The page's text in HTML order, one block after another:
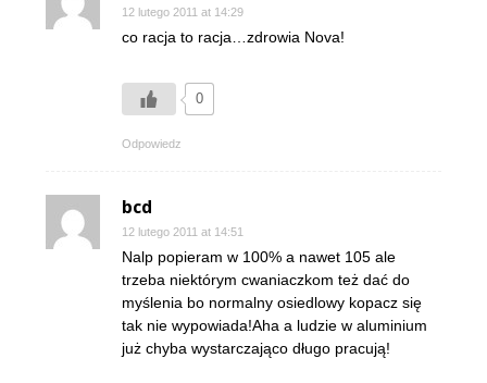
12 lutego 2011 at 14:29
co racja to racja…zdrowia Nova!
0
Odpowiedz
bcd
12 lutego 2011 at 14:51
Nalp popieram w 100% a nawet 105 ale
trzeba niektórym cwaniaczkom też dać do
myślenia bo normalny osiedlowy kopacz się
tak nie wypowiada!Aha a ludzie w aluminium
już chyba wystarczająco długo pracują!